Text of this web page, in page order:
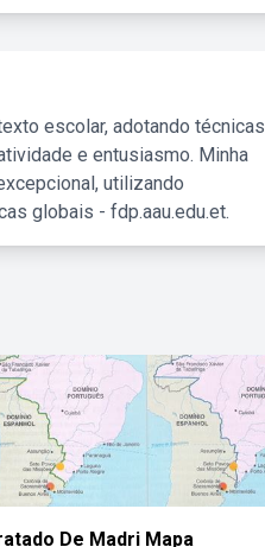
escolar, adotando técnicas
e entusiasmo. Minha
utilizando
globais - fdp.aau.edu.et.
De Madri Mapa